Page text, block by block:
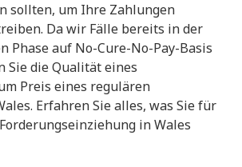
sollten, um Ihre Zahlungen
Da wir Fälle bereits in der
Phase auf No-Cure-No-Pay-Basis
Sie die Qualität eines
Preis eines regulären
Erfahren Sie alles, was Sie für
in Wales